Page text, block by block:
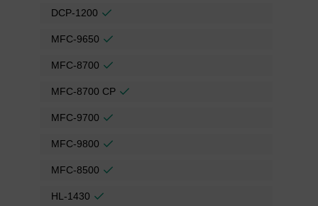
DCP-1200
MFC-9650
MFC-8700
MFC-8700 CP
MFC-9700
MFC-9800
MFC-8500
HL-1430